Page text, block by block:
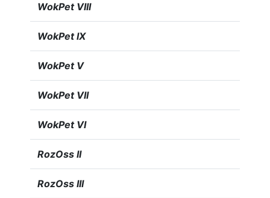
WokPet VIII
WokPet IX
WokPet V
WokPet VII
WokPet VI
RozOss II
RozOss III